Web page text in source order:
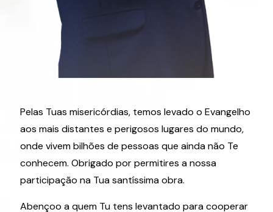
Pelas Tuas misericórdias, temos levado o Evangelho
aos mais distantes e perigosos lugares do mundo,
onde vivem bilhões de pessoas que ainda não Te
conhecem. Obrigado por permitires a nossa
participação na Tua santíssima obra.
Abençoo a quem Tu tens levantado para cooperar